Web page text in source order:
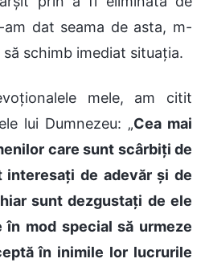
am dat seama de asta, m-
schimb imediat situația.
mele, am citit
lui Dumnezeu: „Cea mai
care sunt scârbiți de
interesați de adevăr și de
sunt dezgustați de ele
în mod special să urmeze
în inimile lor lucrurile